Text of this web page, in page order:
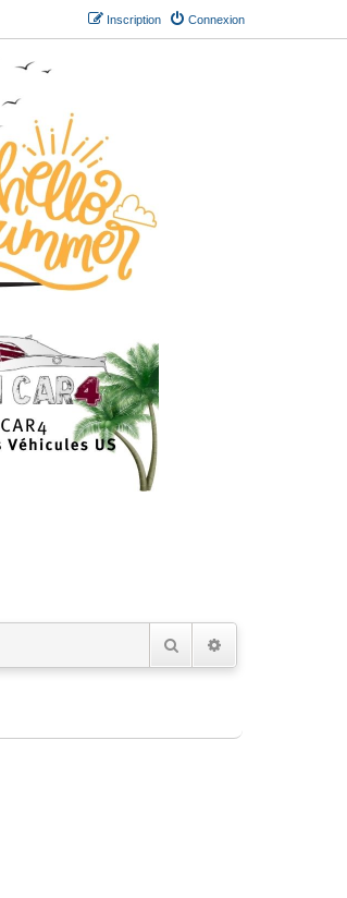
Connexion
Inscription
RechercherRecherche avancée